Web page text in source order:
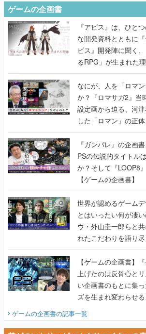
ゲームの企画書
『アビス』は、ひと
な開発資料とともに
ビス』開発陣に聞く
るRPG」が生まれた
書】
なにが、人を「ロマ
か？『ロマサガ2』当
設定画から迫る、河
した「ロマン」の正
書】
『ガンパレ』の企画
PSの伝説的タイトル
か？そして『LOOP8
【ゲームの企画書】
世界が認めるゲーム
とはいったい何が凄
ウ・外山圭一郎らと
れたこだわりを語り
画書】
【ゲームの企画書】
上げたのは反骨心と
い企画書のもとに集
ズを生まれ変わらせ
ゲームの企画書の記事一覧